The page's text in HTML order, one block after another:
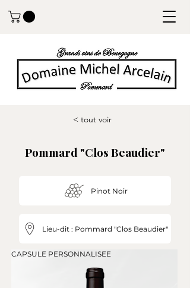
< tout voir
Pommard "Clos Beaudier"
Pinot Noir
Lieu-dit : Pommard "Clos Beaudier"
CAPSULE PERSONNALISEE